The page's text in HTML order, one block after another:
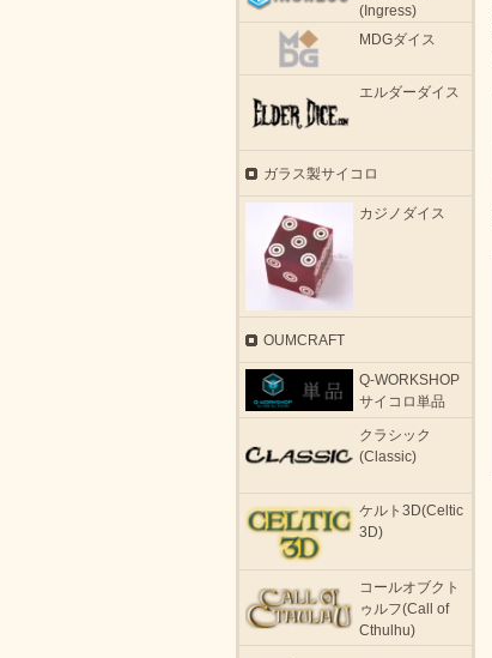
(Ingress)
MDGダイス
エルダーダイス
ガラス製サイコロ
カジノダイス
OUMCRAFT
Q-WORKSHOP
サイコロ単品
クラシック
(Classic)
ケルト3D(Celtic
3D)
コールオブクト
ゥルフ(Call of
Cthulhu)